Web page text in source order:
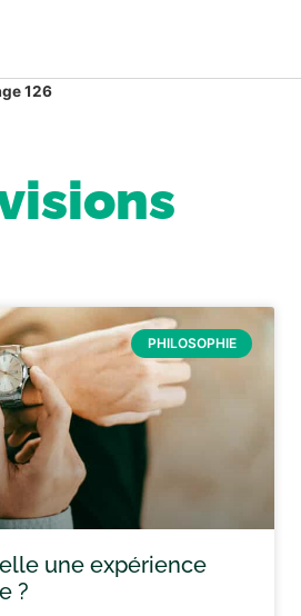
126
PHILOSOPHIE
une expérience
?